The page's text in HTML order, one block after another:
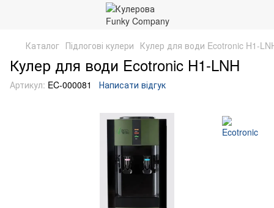
Каталог Підлогові кулери Кулер для води Ecotronic H1-
Кулер для води Ecotronic H1-LNH
Артикул: EC-000081 Написати відгук